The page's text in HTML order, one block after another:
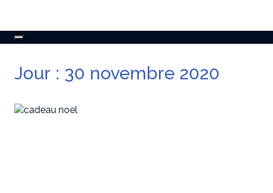
Toggle
Jour : 30 novembre 2020